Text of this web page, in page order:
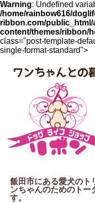
Warning: Undefined
/home/rainbow616/
ribbon.com/public_html/
content/themes/ribbon/
class="post-template-
single-format-standard">
飯田市にある愛犬のト
ンちゃんのためのトー
す。